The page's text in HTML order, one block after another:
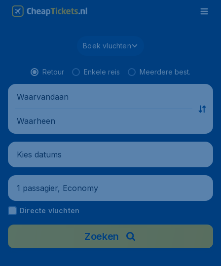
Boek vluchten
Retour Enkele reis Meerdere best.
Waarvandaan
Waarheen
Kies datums
1 passagier, Economy
Directe vluchten
Zoeken